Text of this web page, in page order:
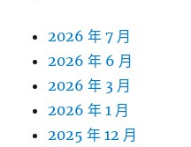
2026 年 7 月
2026 年 6 月
2026 年 3 月
2026 年 1 月
2025 年 12 月